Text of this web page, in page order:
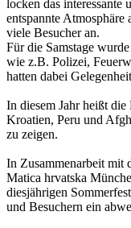
locken das interessante
entspannte Atmosphäre
viele Besucher an.
Für die Samstage
wie z.B. Polizei,
hatten dabei
In diesem Jahr heißt
Kroatien, Peru und
zu zeigen.
In Zusammenarbeit mit
Matica hrvatska
diesjährigen
und Besuchern ein